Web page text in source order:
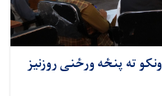
ته پنځه ورځنی روزنیز